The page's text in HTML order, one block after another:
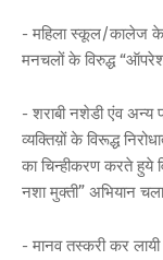
- महिला स्कूल/कालेज के
मनचलों के विरुद्ध
- शराबी नशेडी एंव अन्य
व्यक्तिय़ों के विरूद्ध
का चिन्हीकरण करते हुये
नशा मुक्ती” अभियान
- मानव तस्करी कर